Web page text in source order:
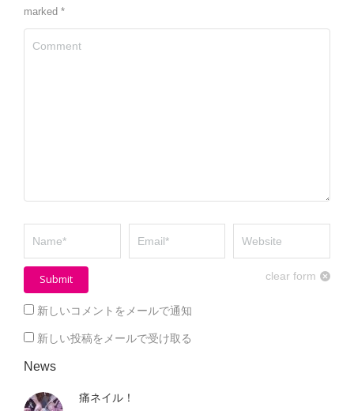
marked *
clear form
Submit
新しいコメントをメールで通知
新しい投稿をメールで受け取る
News
痛ネイル！